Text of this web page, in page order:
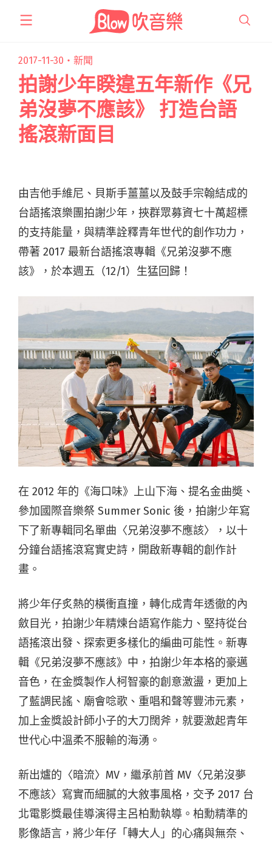
2017-11-30・ 新聞
拍謝少年睽違五年新作《兄
弟沒夢不應該》 打造台語
搖滾新面目
由吉他手維尼、貝斯手薑薑以及鼓手宗翰結成的
台語搖滾樂團拍謝少年，挾群眾募資七十萬超標
的支持能量，與精準詮釋青年世代的創作功力，
帶著 2017 最新台語搖滾專輯《兄弟沒夢不應
該》，於本週五（12/1）生猛回歸！
在 2012 年的《海口味》上山下海、提名金曲奬、
參加國際音樂祭 Summer Sonic 後，拍謝少年寫
下了新專輯同名單曲〈兄弟沒夢不應該〉，以十
分鐘台語搖滾寫實史詩，開啟新專輯的創作計
畫。
將少年仔炙熱的橫衝直撞，轉化成青年透徹的內
斂目光，拍謝少年精煉台語寫作能力、堅持從台
語搖滾出發、探索更多樣化的編曲可能性。新專
輯《兄弟沒夢不應該》中，拍謝少年本格的豪邁
音色，在金獎製作人柯智豪的創意激盪，更加上
了藍調民謠、廟會唸歌、重唱和聲等豐沛元素，
加上金獎設計師小子的大刀闊斧，就要激起青年
世代心中溫柔不服輸的海湧。
新出爐的〈暗流〉MV，繼承前首 MV〈兄弟沒夢
不應該〉寫實而細膩的大敘事風格，交予 2017 台
北電影獎最佳導演得主呂柏勳執導。柏勳精準的
影像語言，將少年仔「轉大人」的心痛與無奈、